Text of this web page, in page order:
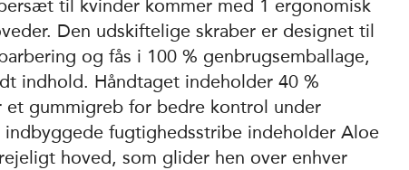
til kvinder kommer med 1 ergonomisk
Den udskiftelige skraber er designet til
og fås i 100 % genbrugsemballage,
indhold. Håndtaget indeholder 40 %
et gummigreb for bedre kontrol under
fugtighedsstribe indeholder Aloe
hoved, som glider hen over enhver